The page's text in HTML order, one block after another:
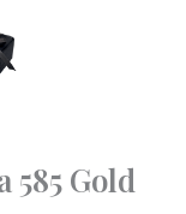
585 Gold